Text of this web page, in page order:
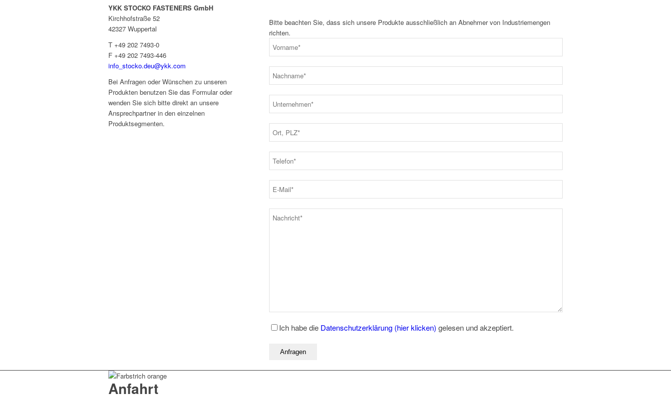
YKK STOCKO FASTENERS GmbH
Kirchhofstraße 52
42327 Wuppertal
T +49 202 7493-0
F +49 202 7493-446
info_stocko.deu@ykk.com
Bei Anfragen oder Wünschen zu unseren
Produkten benutzen Sie das Formular oder
wenden Sie sich bitte direkt an unsere
Ansprechpartner in den einzelnen
Produktsegmenten.
Bitte beachten Sie, dass sich unsere Produkte ausschließlich an Abnehmer von Industriemengen
richten.
Ich habe die Datenschutzerklärung (hier klicken) gelesen und akzeptiert.
Anfahrt